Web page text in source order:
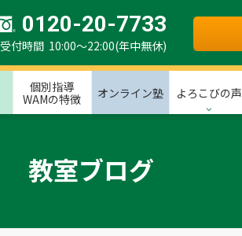
0120-20-7733
受付時間 10:00～22:00(年中無休)
個別指導
WAMの特徴
オンライン塾 よろこびの声
教室ブログ